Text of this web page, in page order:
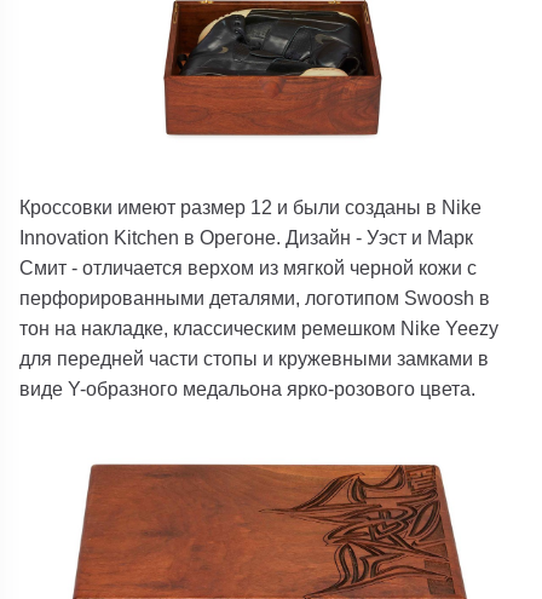
Кроссовки имеют размер 12 и были созданы в Nike
Innovation Kitchen в Орегоне. Дизайн - Уэст и Марк
Смит - отличается верхом из мягкой черной кожи с
перфорированными деталями, логотипом Swoosh в
тон на накладке, классическим ремешком Nike Yeezy
для передней части стопы и кружевными замками в
виде Y-образного медальона ярко-розового цвета.